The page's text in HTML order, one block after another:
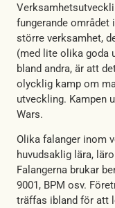
fungerande
större verksamhet,
(med lite olika goda
bland andra, är att
olycklig kamp om
utveckling. Kampen
Wars.
Olika falanger inom
huvudsaklig lära,
Falangerna brukar
9001, BPM osv.
träffas ibland för att